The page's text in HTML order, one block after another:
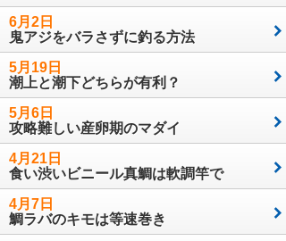
6月2日
鬼アジをバラさずに釣る方法
5月19日
潮上と潮下どちらが有利？
5月6日
攻略難しい産卵期のマダイ
4月21日
食い渋いビニール真鯛は軟調竿で
4月7日
鯛ラバのキモは等速巻き